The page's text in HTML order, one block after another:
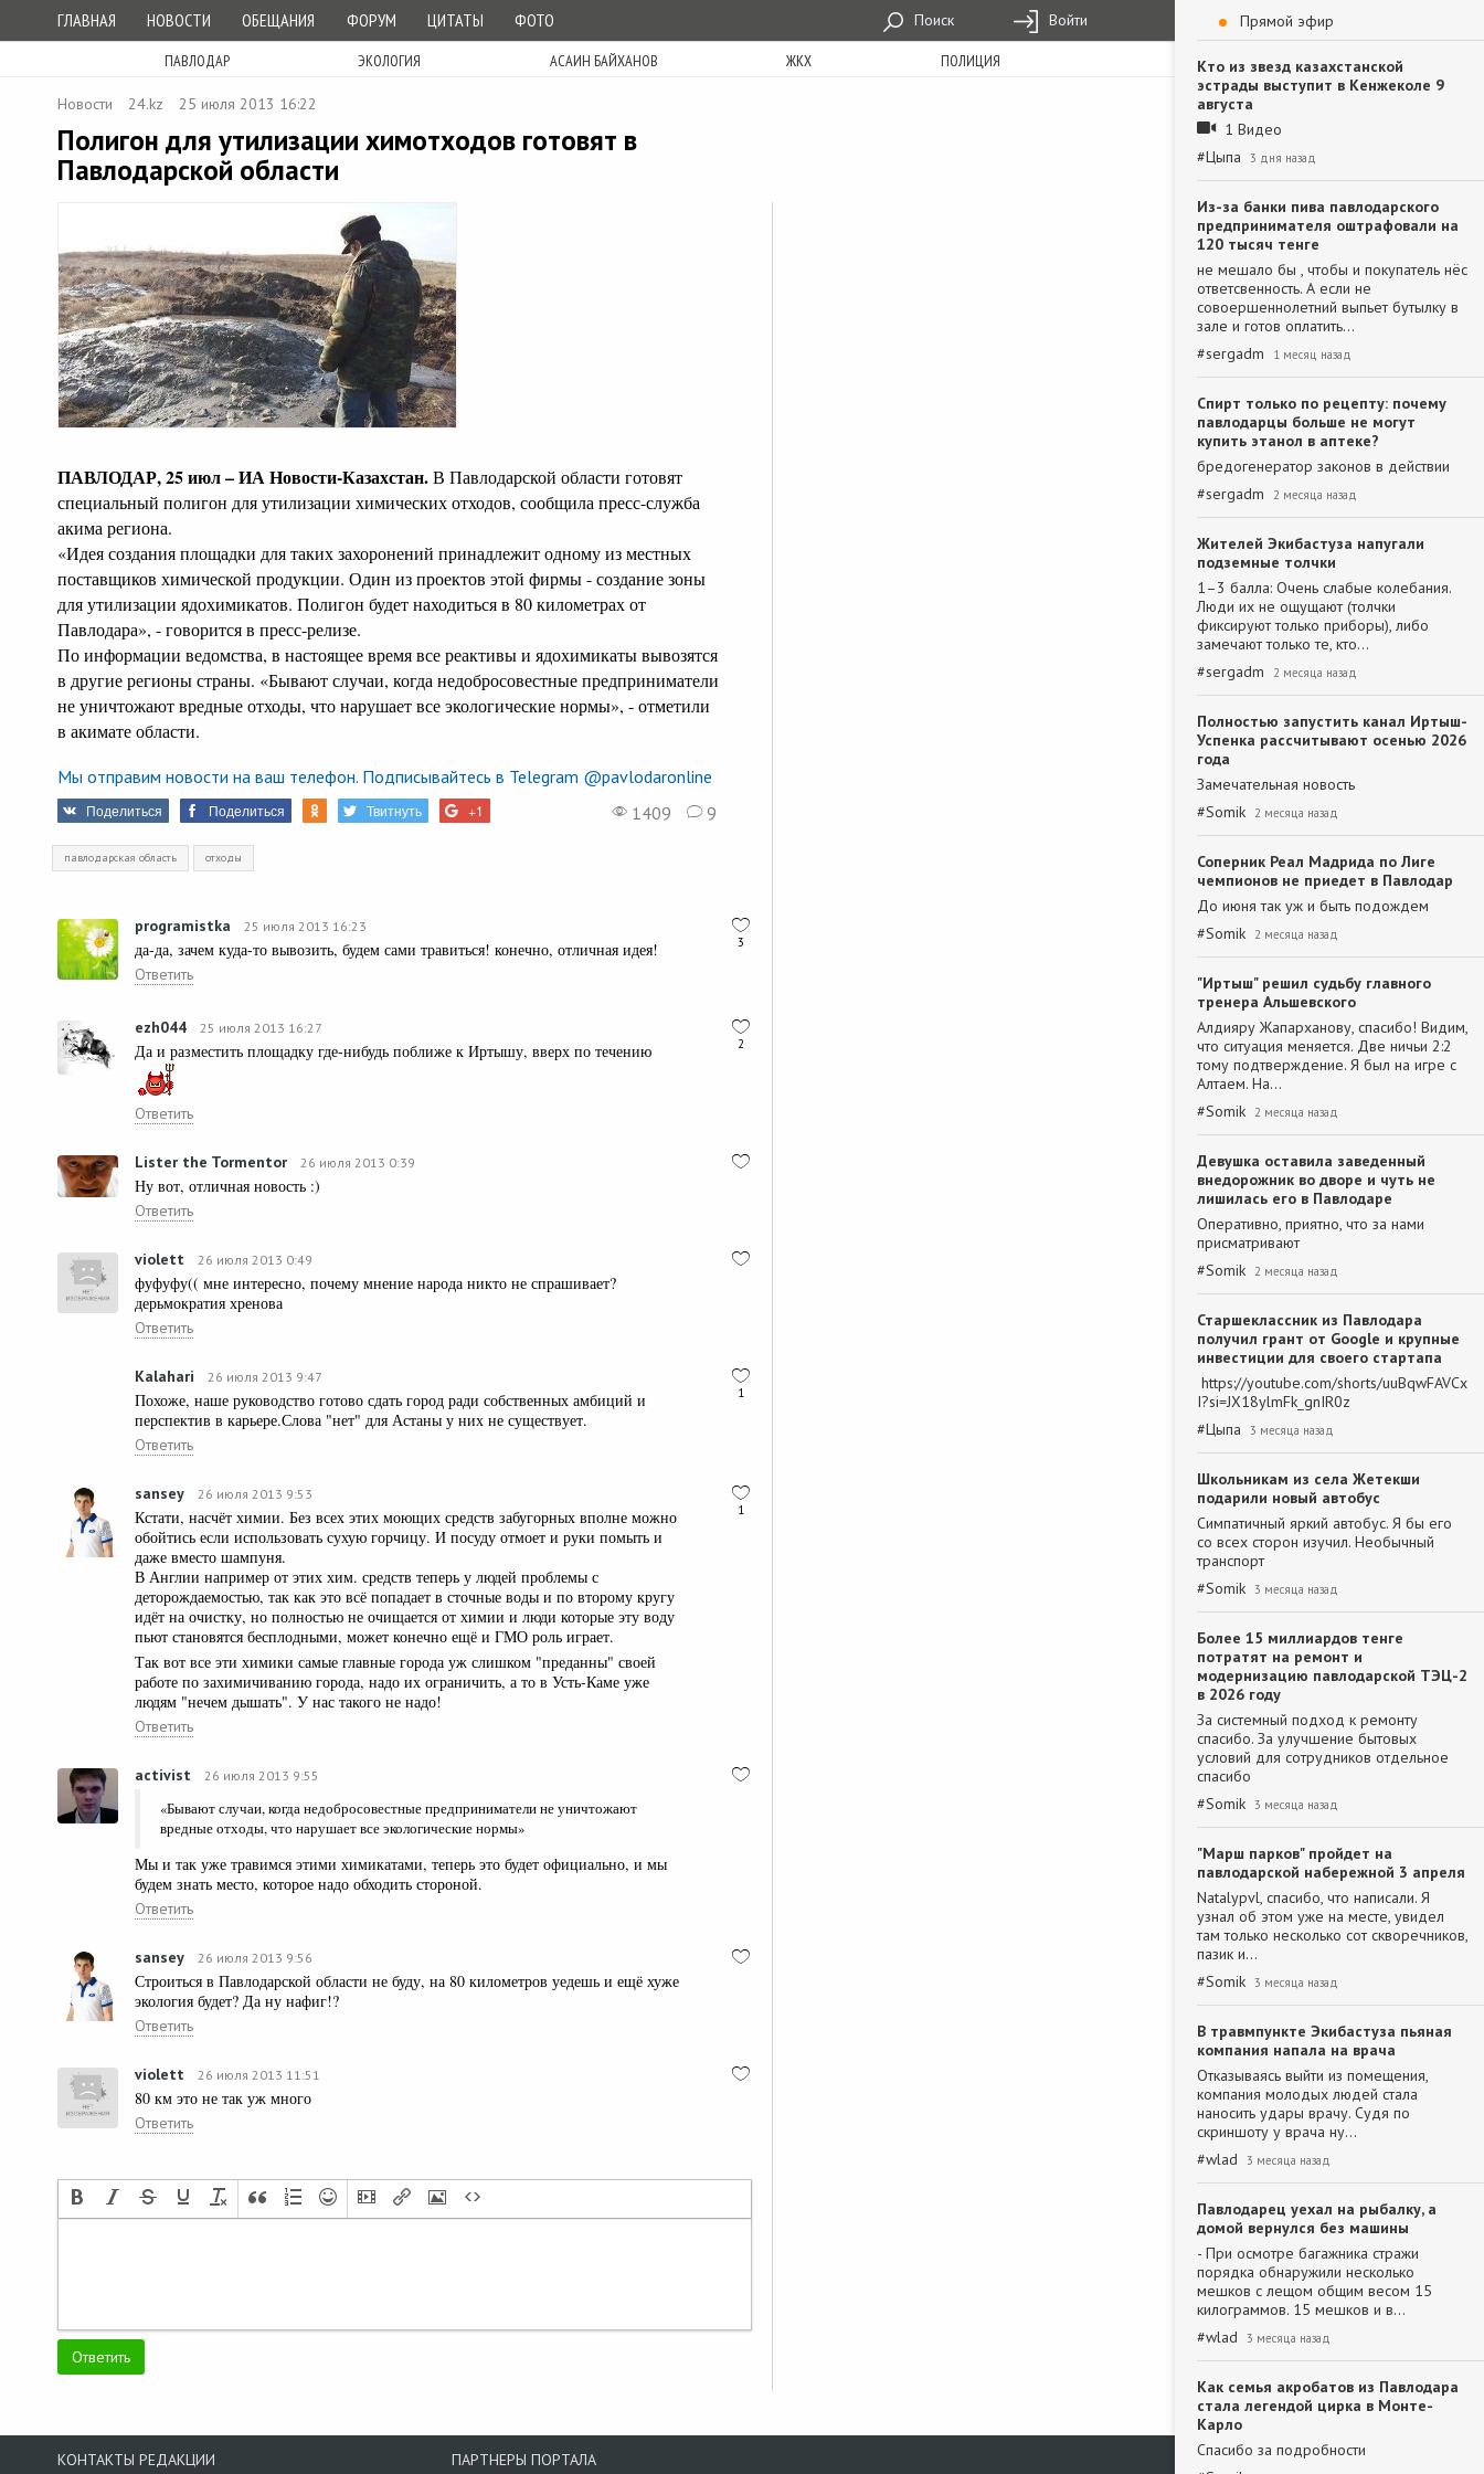
ГЛАВНАЯ НОВОСТИ ОБЕЩАНИЯ ФОРУМ ЦИТАТЫ ФОТО Поиск Войти
ПАВЛОДАР ЭКОЛОГИЯ АСАИН БАЙХАНОВ ЖКХ ПОЛИЦИЯ
Новости 24.kz 25 июля 2013 16:22
Полигон для утилизации химотходов готовят в
Павлодарской области
ПАВЛОДАР, 25 июл – ИА Новости-Казахстан.В Павлодарской области готовят
специальный полигон для утилизации химических отходов, сообщила пресс-служба
акима региона.
«Идея создания площадки для таких захоронений принадлежит одному из местных
поставщиков химической продукции. Один из проектов этой фирмы - создание зоны
для утилизации ядохимикатов. Полигон будет находиться в 80 километрах от
Павлодара», - говорится в пресс-релизе.
По информации ведомства, в настоящее время все реактивы и ядохимикаты вывозятся
в другие регионы страны. «Бывают случаи, когда недобросовестные предприниматели
не уничтожают вредные отходы, что нарушает все экологические нормы», - отметили
в акимате области.
Мы отправим новости на ваш телефон. Подписывайтесь в Telegram @pavlodaronline
Поделиться Поделиться Твитнуть +1 1409 9
павлодарская область отходы
3
programistka 25 июля 2013 16:23
да-да, зачем куда-то вывозить, будем сами травиться! конечно, отличная идея!
Ответить
2
ezh044 25 июля 2013 16:27
Да и разместить площадку где-нибудь поближе к Иртышу, вверх по течению
Ответить
Lister the Tormentor 26 июля 2013 0:39
Ну вот, отличная новость :)
Ответить
violett 26 июля 2013 0:49
фуфуфу(( мне интересно, почему мнение народа никто не спрашивает?
дерьмократия хренова
Ответить
1
Kalahari 26 июля 2013 9:47
Похоже, наше руководство готово сдать город ради собственных амбиций и
перспектив в карьере.Слова "нет" для Астаны у них не существует.
Ответить
1
sansey 26 июля 2013 9:53
Кстати, насчёт химии. Без всех этих моющих средств забугорных вполне можно
обойтись если использовать сухую горчицу. И посуду отмоет и руки помыть и
даже вместо шампуня.
В Англии например от этих хим. средств теперь у людей проблемы с
деторождаемостью, так как это всё попадает в сточные воды и по второму кругу
идёт на очистку, но полностью не очищается от химии и люди которые эту воду
пьют становятся бесплодными, может конечно ещё и ГМО роль играет.
Так вот все эти химики самые главные города уж слишком "преданны" своей
работе по захимичиванию города, надо их ограничить, а то в Усть-Каме уже
людям "нечем дышать". У нас такого не надо!
Ответить
activist 26 июля 2013 9:55
«Бывают случаи, когда недобросовестные предприниматели не уничтожают
вредные отходы, что нарушает все экологические нормы»
Мы и так уже травимся этими химикатами, теперь это будет официально, и мы
будем знать место, которое надо обходить стороной.
Ответить
sansey 26 июля 2013 9:56
Строиться в Павлодарской области не буду, на 80 километров уедешь и ещё хуже
экология будет? Да ну нафиг!?
Ответить
violett 26 июля 2013 11:51
80 км это не так уж много
Ответить
Прямой эфир
Кто из звезд казахстанской
эстрады выступит в Кенжеколе 9
августа
1 Видео
#Цыпа 3 дня назад
Из-за банки пива павлодарского
предпринимателя оштрафовали на
120 тысяч тенге
не мешало бы , чтобы и покупатель нёс
ответсвенность. А если не
совоершеннолетний выпьет бутылку в
зале и готов оплатить…
#sergadm 1 месяц назад
Спирт только по рецепту: почему
павлодарцы больше не могут
купить этанол в аптеке?
бредогенератор законов в действии
#sergadm 2 месяца назад
Жителей Экибастуза напугали
подземные толчки
1–3 балла: Очень слабые колебания.
Люди их не ощущают (толчки
фиксируют только приборы), либо
замечают только те, кто…
#sergadm 2 месяца назад
Полностью запустить канал Иртыш-
Успенка рассчитывают осенью 2026
года
Замечательная новость
#Somik 2 месяца назад
Соперник Реал Мадрида по Лиге
чемпионов не приедет в Павлодар
До июня так уж и быть подождем
#Somik 2 месяца назад
"Иртыш" решил судьбу главного
тренера Альшевского
Алдияру Жапарханову, спасибо! Видим,
что ситуация меняется. Две ничьи 2:2
тому подтверждение. Я был на игре с
Алтаем. На…
#Somik 2 месяца назад
Девушка оставила заведенный
внедорожник во дворе и чуть не
лишилась его в Павлодаре
Оперативно, приятно, что за нами
присматривают
#Somik 2 месяца назад
Старшеклассник из Павлодара
получил грант от Google и крупные
инвестиции для своего стартапа
https://youtube.com/shorts/uuBqwFAVCx
I?si=JX18ylmFk_gnIR0z
#Цыпа 3 месяца назад
Школьникам из села Жетекши
подарили новый автобус
Симпатичный яркий автобус. Я бы его
со всех сторон изучил. Необычный
транспорт
#Somik 3 месяца назад
Более 15 миллиардов тенге
потратят на ремонт и
модернизацию павлодарской ТЭЦ-2
в 2026 году
За системный подход к ремонту
спасибо. За улучшение бытовых
условий для сотрудников отдельное
спасибо
#Somik 3 месяца назад
"Марш парков" пройдет на
павлодарской набережной 3 апреля
Natalypvl, спасибо, что написали. Я
узнал об этом уже на месте, увидел
там только несколько сот скворечников,
пазик и…
#Somik 3 месяца назад
В травмпункте Экибастуза пьяная
компания напала на врача
Отказываясь выйти из помещения,
компания молодых людей стала
наносить удары врачу. Судя по
скриншоту у врача ну…
#wlad 3 месяца назад
Павлодарец уехал на рыбалку, а
домой вернулся без машины
- При осмотре багажника стражи
порядка обнаружили несколько
мешков с лещом общим весом 15
килограммов. 15 мешков и в…
#wlad 3 месяца назад
Как семья акробатов из Павлодара
стала легендой цирка в Монте-
Карло
Спасибо за подробности
КОНТАКТЫ РЕДАКЦИИ ПАРТНЕРЫ ПОРТАЛА